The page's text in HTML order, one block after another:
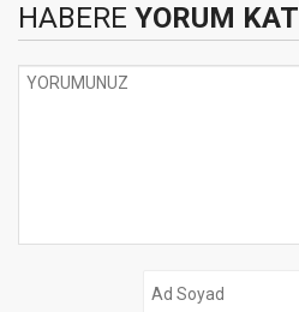
HABERE YORUM KAT